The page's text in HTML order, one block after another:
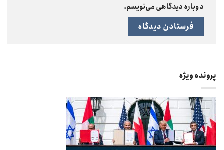
دوباره دیدگاهی می‌نویسم.
پرونده ویژه